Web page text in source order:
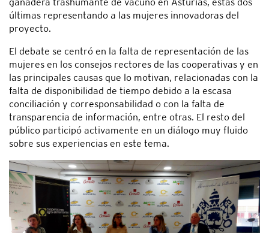
últimas representando a las mujeres innovadoras del
proyecto.
El debate se centró en la falta de representación de las
mujeres en los consejos rectores de las cooperativas y en
las principales causas que lo motivan, relacionadas con la
falta de disponibilidad de tiempo debido a la escasa
conciliación y corresponsabilidad o con la falta de
transparencia de información, entre otras. El resto del
público participó activamente en un diálogo muy fluido
sobre sus experiencias en este tema.